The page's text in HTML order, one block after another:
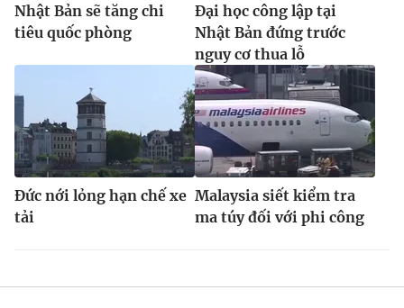
Nhật Bản sẽ tăng chi
tiêu quốc phòng
Đại học công lập tại
Nhật Bản đứng trước
nguy cơ thua lỗ
Đức nới lỏng hạn chế xe
tải
Malaysia siết kiểm tra
ma túy đối với phi công